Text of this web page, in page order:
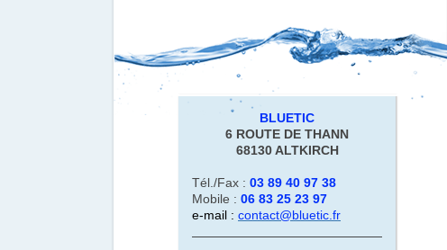
BLUETIC
6 ROUTE DE THANN
68130 ALTKIRCH
Tél./Fax : 03 89 40 97 38
Mobile : 06 83 25 23 97
e-mail : contact@bluetic.fr